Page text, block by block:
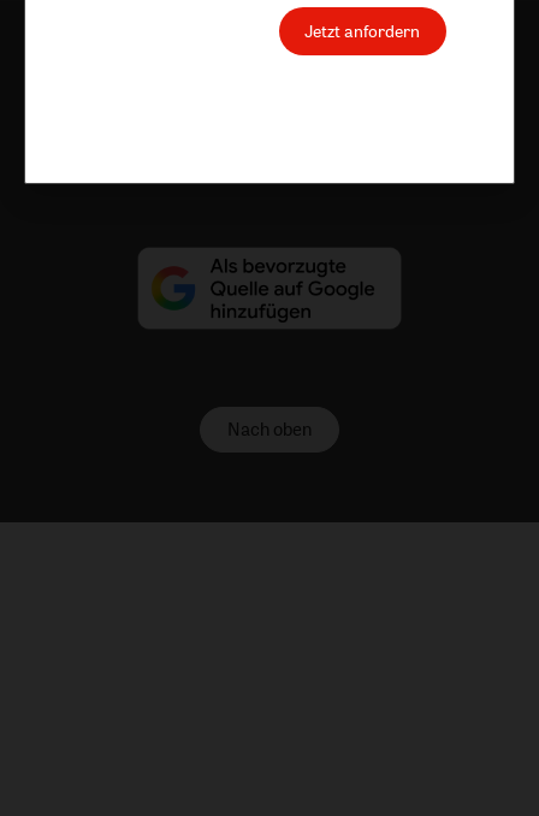
AGB und Widerrufsbelehrung
Datenschutz
Nach oben
Jetzt anfordern